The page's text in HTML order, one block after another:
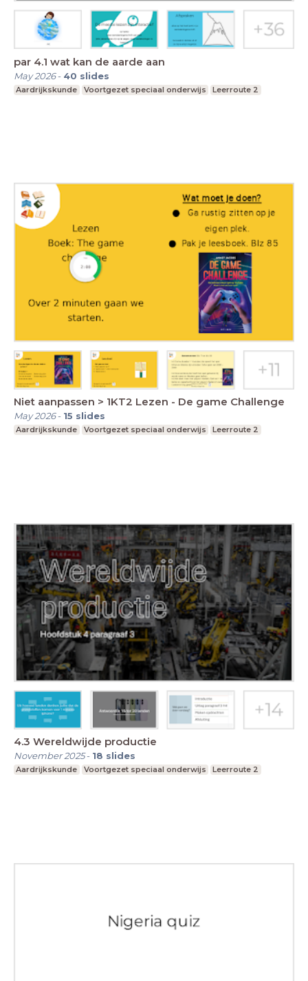
par 4.1 wat kan de aarde aan
May 2026- 40 slides
Aardrijkskunde Voortgezet speciaal onderwijs Leerroute 2
Niet aanpassen > 1KT2 Lezen - De game Challenge
May 2026- 15 slides
Aardrijkskunde Voortgezet speciaal onderwijs Leerroute 2
4.3 Wereldwijde productie
November 2025- 18 slides
Aardrijkskunde Voortgezet speciaal onderwijs Leerroute 2